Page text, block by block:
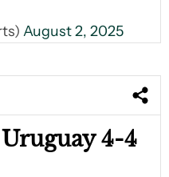
August 2, 2025
4-4